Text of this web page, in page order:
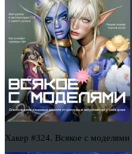
Хакер #324. Всякое с моделями